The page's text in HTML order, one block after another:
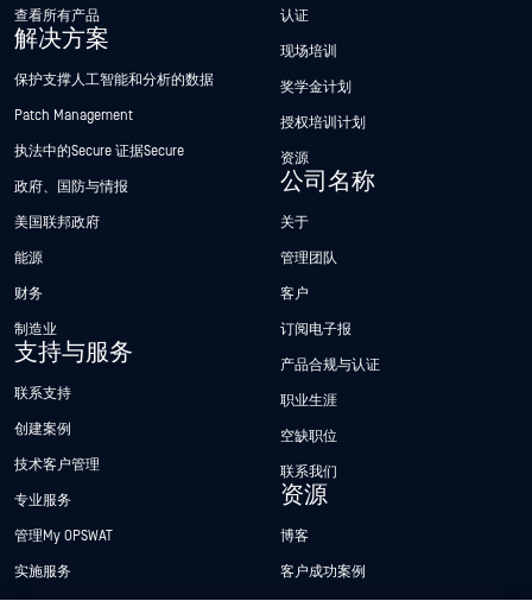
查看所有产品
解决方案
保护支撑人工智能和分析的数据
Patch Management
执法中的Secure 证据Secure
政府、国防与情报
美国联邦政府
能源
财务
制造业
支持与服务
联系支持
创建案例
技术客户管理
专业服务
管理My OPSWAT
实施服务
认证
现场培训
奖学金计划
授权培训计划
资源
公司名称
关于
管理团队
客户
订阅电子报
产品合规与认证
职业生涯
空缺职位
联系我们
资源
博客
客户成功案例